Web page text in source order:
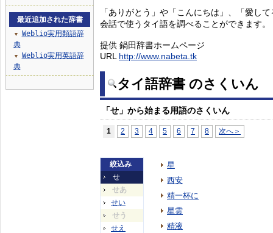
「ありがとう」や「こんにちは」、「愛し
会話で使うタイ語を調べることができます。
提供 鍋田辞書ホームページ
URL http://www.nabeta.tk
タイ語辞書 のさくいん
「せ」から始まる用語のさくいん
1 2 3 4 5 6 7 8 次へ＞
絞込み
せ
せあ
せい
せう
せえ
星
西安
精一杯に
星雲
精液
最近追加された辞書
▼
Weblio実用類語辞
典
▼
Weblio実用英語辞
典